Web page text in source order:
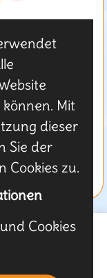
Mit
dieser
Sie der
Cookies zu.
Cookies